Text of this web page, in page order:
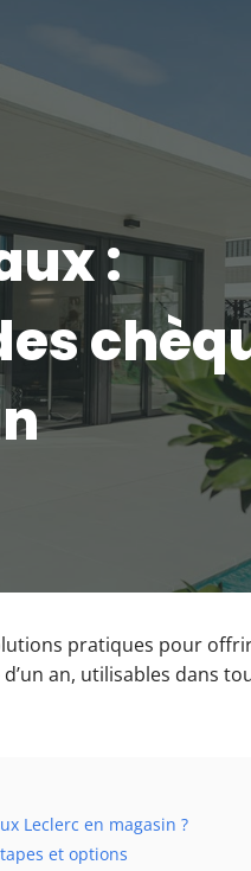
:
pratiques pour
an, utilisables dans
Leclerc en magasin ?
et options